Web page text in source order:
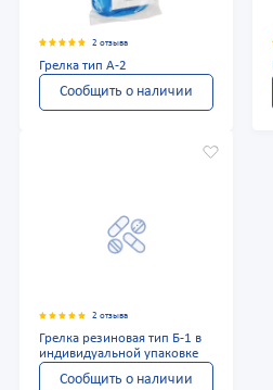
2 отзыва
Грелка тип А-2
Сообщить о наличии
2 отзыва
Грелка резиновая тип Б-1 в
индивидуальной упаковке
Сообщить о наличии